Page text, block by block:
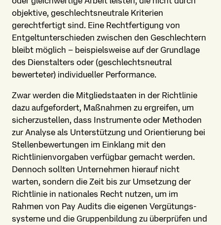
objektive, geschlechts­neutrale Kriterien
gerechtfertigt sind. Eine Rechtfertigung von
Entgelt­unterschieden zwischen den Geschlechtern
bleibt möglich – beispielsweise auf der Grundlage
des Dienstalters oder (geschlechts­neutral
bewerteter) individueller Performance.
Zwar werden die Mitglied­staaten in der Richtlinie
dazu aufgefordert, Maßnahmen zu ergreifen, um
sicherzustellen, dass Instrumente oder Methoden
zur Analyse als Unterstützung und Orientierung bei
Stellen­bewertungen im Einklang mit den
Richtlinien­vorgaben verfügbar gemacht werden.
Dennoch sollten Unternehmen hierauf nicht
warten, sondern die Zeit bis zur Umsetzung der
Richtlinie in nationales Recht nutzen, um im
Rahmen von Pay Audits die eigenen Vergütungs­
systeme und die Gruppen­bildung zu überprüfen und